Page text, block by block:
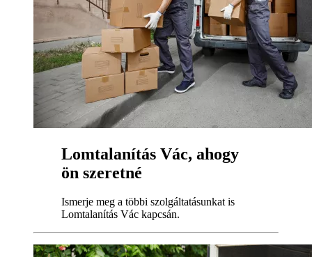
Lomtalanítás Vác, ahogy
ön szeretné
Ismerje meg a többi szolgáltatásunkat is
Lomtalanítás Vác kapcsán.